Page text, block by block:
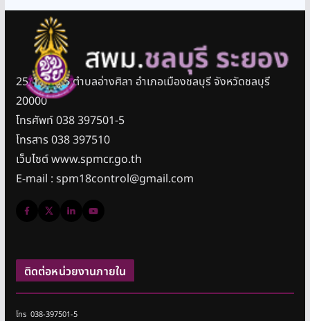
25/11 หมู่ 5 ตำบลอ่างศิลา อำเภอเมืองชลบุรี จังหวัดชลบุรี
20000
โทรศัพท์ 038 397501-5
โทรสาร 038 397510
เว็บไซต์ www.spmcr.go.th
E-mail : spm18control@gmail.com
ติดต่อหน่วยงานภายใน
โทร 038-397501-5